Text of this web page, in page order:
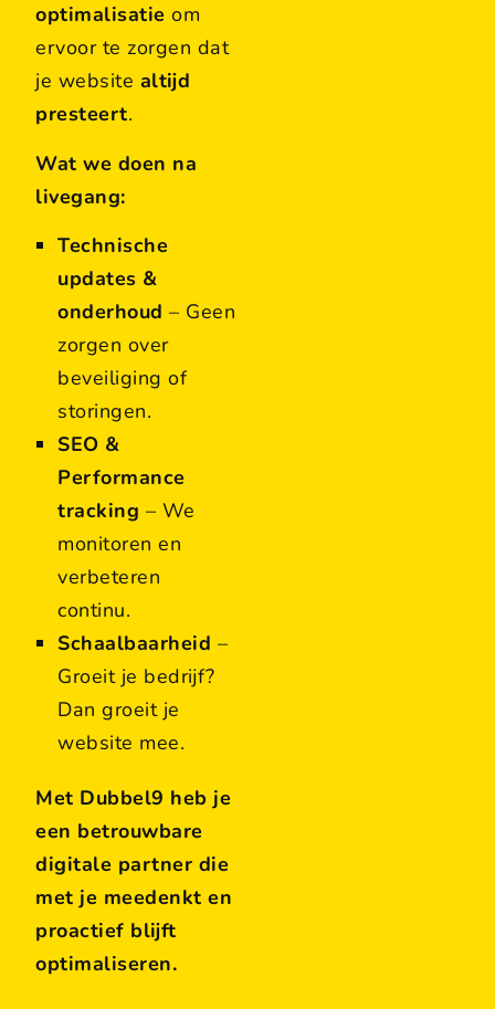
optimalisatie om
ervoor te zorgen dat
je website altijd
presteert.
Wat we doen na
livegang:
Technische
updates &
onderhoud – Geen
zorgen over
beveiliging of
storingen.
SEO &
Performance
tracking – We
monitoren en
verbeteren
continu.
Schaalbaarheid –
Groeit je bedrijf?
Dan groeit je
website mee.
Met Dubbel9 heb je
een betrouwbare
digitale partner die
met je meedenkt en
proactief blijft
optimaliseren.